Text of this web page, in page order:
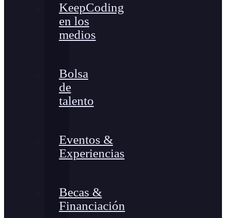
KeepCoding
en los
medios
Bolsa
de
talento
Eventos &
Experiencias
Becas &
Financiación